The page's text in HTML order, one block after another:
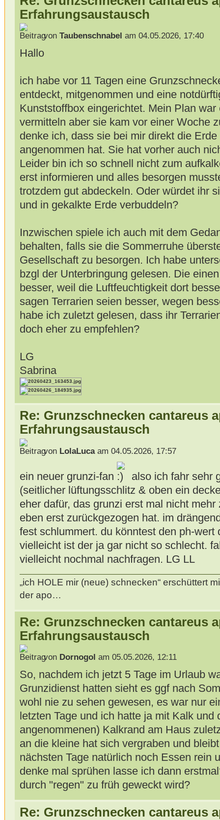
Erfahrungsaustausch
von Taubenschnabel am 04.05.2026, 17:40
Hallo
ich habe vor 11 Tagen eine
entdeckt, mitgenommen und eine
Kunststoffbox eingerichtet. Mein Plan
vermitteln aber sie kam vor einer Woche
denke ich, dass sie bei mir direkt die
angenommen hat. Sie hat vorher auch
Leider bin ich so schnell nicht zum
erst informieren und alles besorgen
trotzdem gut abdeckeln. Oder würdet ihr
und in gekalkte Erde verbuddeln?
Inzwischen spiele ich auch mit dem
behalten, falls sie die Sommerruhe
Gesellschaft zu besorgen. Ich habe
bzgl der Unterbringung gelesen. Die
besser, weil die Luftfeuchtigkeit dort
sagen Terrarien seien besser, wegen
habe ich zuletzt gelesen, dass ihr
doch eher zu empfehlen?
LG
Sabrina
Re: Grunzschnecken cantareus
Erfahrungsaustausch
von LolaLucaam 04.05.2026, 17:57
ein neuer grunzi-fan
also ich fahr sehr
(seitlicher lüftungsschlitz & oben ein
eher dafür, das grunzi erst mal nicht
eben erst zurückgezogen hat. im
fest schlummert. du könntest den ph-wert
vielleicht ist der ja gar nicht so schlecht.
vielleicht nochmal nachfragen. LG LL
„ich HOLE mir (neue) schnecken“ erschüttert
der apo…
Re: Grunzschnecken cantareus
Erfahrungsaustausch
von Dornogol am 05.05.2026, 12:11
So, nachdem ich jetzt 5 Tage im Urlaub
Grunzidienst hatten sieht es ggf nach
wohl nie zu sehen gewesen, es war nur
letzten Tage und ich hatte ja mit Kalk und
angenommenen) Kalkrand am Haus
an die kleine hat sich vergraben und
nächsten Tage natürlich noch Essen rein
denke mal sprühen lasse ich dann
durch "regen" zu früh geweckt wird?
Re: Grunzschnecken cantareus